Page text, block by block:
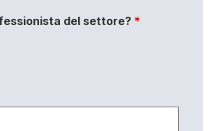
del settore? *